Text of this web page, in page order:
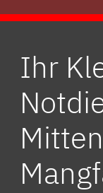
Ihr